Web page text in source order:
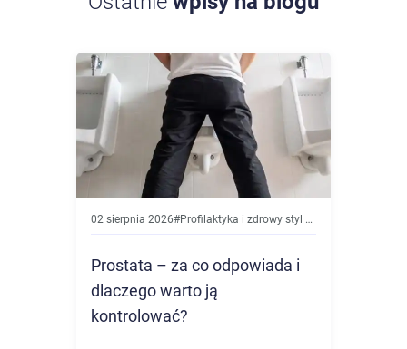
02 sierpnia 2026#Profilaktyka i zdrowy styl życia
Prostata – za co odpowiada i
dlaczego warto ją
kontrolować?